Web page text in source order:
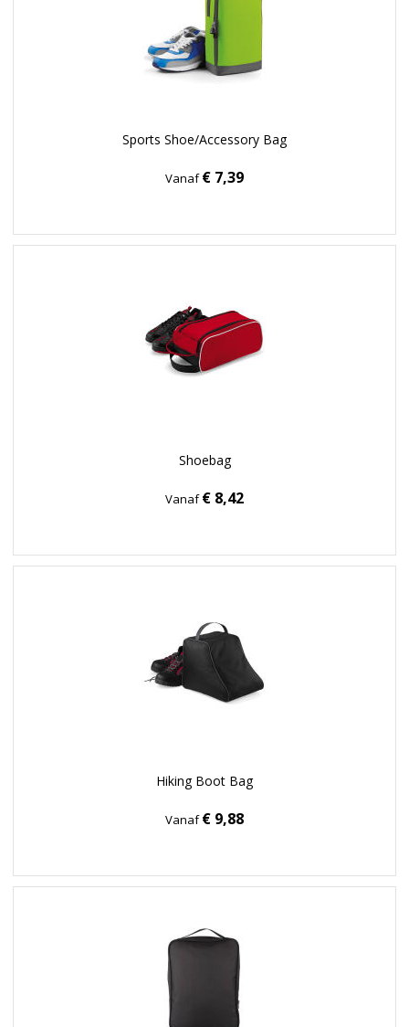
Sports Shoe/Accessory Bag
Vanaf€ 7,39
Shoebag
Vanaf€ 8,42
Hiking Boot Bag
Vanaf€ 9,88